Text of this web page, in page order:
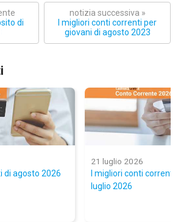
di
notizia successiva »
I migliori conti correnti per
giovani di agosto 2023
di agosto 2026
21 luglio 2026
I migliori conti
luglio 2026